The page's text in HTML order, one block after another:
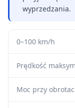
wyprzedzania.
0–100 km/h
Prędkość
Moc przy